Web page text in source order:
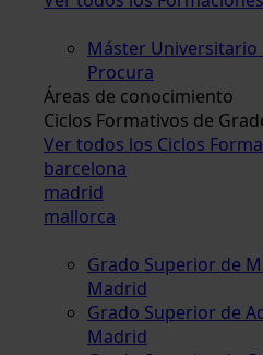
Máster Universitario
Procura
Áreas de conocimiento
Ciclos Formativos de
Ver todos los Ciclos
barcelona
madrid
mallorca
Grado Superior de
Madrid
Grado Superior de
Madrid